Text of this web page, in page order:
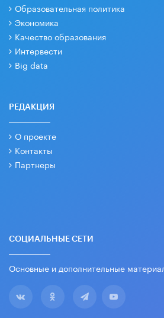
Образовательная политика
Экономика
Качество образования
Интервести
Big data
РЕДАКЦИЯ
О проекте
Контакты
Партнеры
СОЦИАЛЬНЫЕ СЕТИ
Основные и дополнительные